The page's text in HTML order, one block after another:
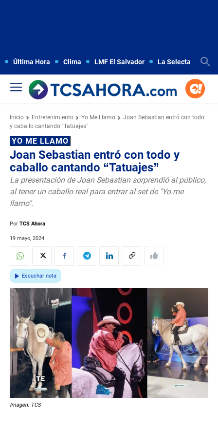
Última Hora Clima LMF El Salvador La Selecta
Inicio Entretenimiento Yo Me Llamo
Joan Sebastian entró con todo
y caballo cantando “Tatuajes”
YO ME LLAMO
Joan Sebastian entró con todo y
caballo cantando “Tatuajes”
La presentación de Joan Sebastian sorprendió al público,
al tener un caballo real para entrar al set de "Yo me
llamo".
Por TCS Ahora
19 mayo, 2024
Escuchar nota
Imagen: TCS